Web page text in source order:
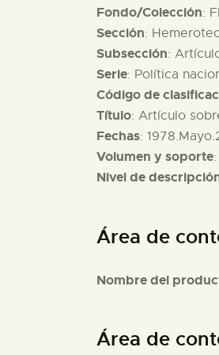
Fondo/Colección:
Sección:
Subsección:
Serie: Política
Código de
Título: Artículo
Fechas:
Volumen y soporte
Nivel de
Área de
Nombre del
Área de